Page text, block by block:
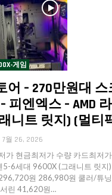
게임
어 – 270만원대
피엔엑스 – AMD
니트 릿지) (멀티
7월 26, 2026
가 현금최저가 수량 카드최저
5-6세대 9600X (그래니트 릿
원 286,980원 쿨러/튜
서린 41,620원…